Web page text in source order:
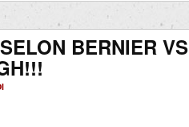
BERNIER VS